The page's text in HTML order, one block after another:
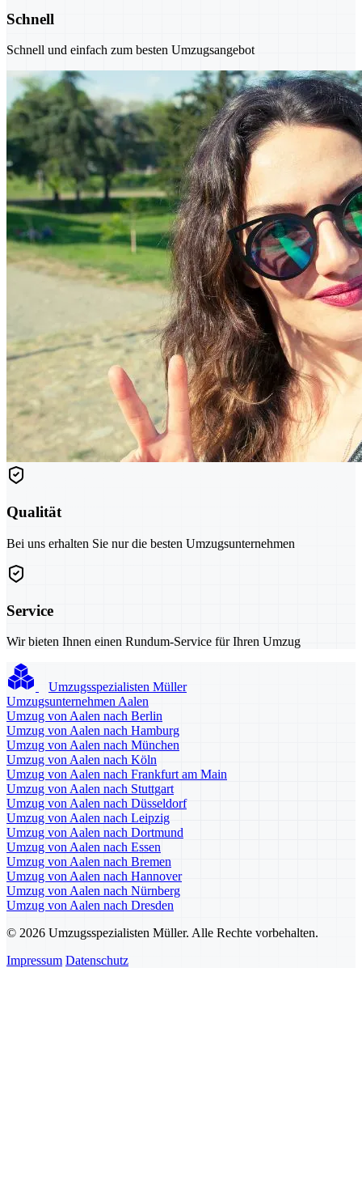
Schnell
Schnell und einfach zum besten Umzugsangebot
Qualität
Bei uns erhalten Sie nur die besten Umzugsunternehmen
Service
Wir bieten Ihnen einen Rundum-Service für Ihren Umzug
Umzugsspezialisten Müller
Umzugsunternehmen Aalen
Umzug von Aalen nach Berlin
Umzug von Aalen nach Hamburg
Umzug von Aalen nach München
Umzug von Aalen nach Köln
Umzug von Aalen nach Frankfurt am Main
Umzug von Aalen nach Stuttgart
Umzug von Aalen nach Düsseldorf
Umzug von Aalen nach Leipzig
Umzug von Aalen nach Dortmund
Umzug von Aalen nach Essen
Umzug von Aalen nach Bremen
Umzug von Aalen nach Hannover
Umzug von Aalen nach Nürnberg
Umzug von Aalen nach Dresden
© 2026 Umzugsspezialisten Müller. Alle Rechte vorbehalten.
Impressum Datenschutz